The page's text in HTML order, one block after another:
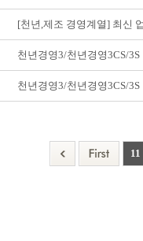
[천년,제조 경영계열] 최신
천년경영3/천년경영3CS/
천년경영3/천년경영3CS/
11